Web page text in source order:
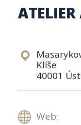
Klíše
40001
Web: